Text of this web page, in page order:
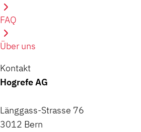
FAQ
Über uns
Kontakt
Hogrefe AG
Länggass-Strasse 76
3012 Bern